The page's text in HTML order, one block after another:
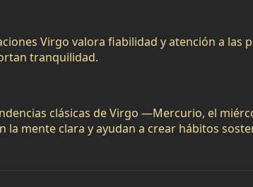
Virgo valora fiabilidad y atención a las
tranquilidad.
clásicas de Virgo —Mercurio, el
la mente clara y ayudan a crear hábitos